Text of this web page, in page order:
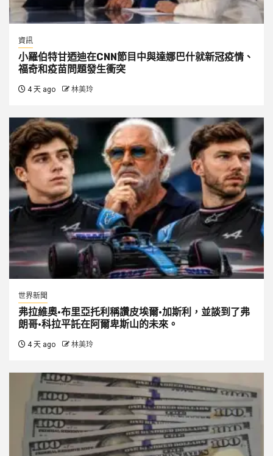
資訊
小羅伯特甘迺迪在CNN節目中與達娜巴什就新冠疫情、
福奇和疫苗問題發生衝突
4 天 ago 林美玲
世界新聞
弗拉維奧·布里亞托利稱讚皮埃爾·加斯利，並談到了弗
朗哥·科拉平託在阿爾卑斯山的未來。
4 天 ago 林美玲